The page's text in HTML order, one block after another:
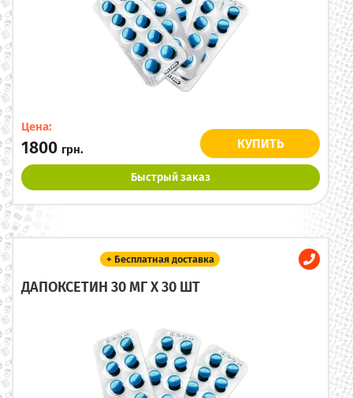
Цена:
1800 грн. КУПИТЬ
Быстрый заказ
+ Бесплатная доставка
ДАПОКСЕТИН 30 МГ X 30 ШТ